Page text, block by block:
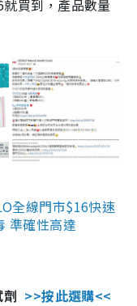
買到，產品數量
全線門市$16快速
準確性高達
>>按此選購<<